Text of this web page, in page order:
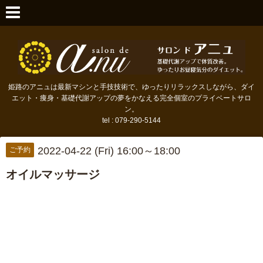
姫路のアニュは最新マシンと手技技術で、ゆったりリラックスしながら、ダイ
エット・痩身・基礎代謝アップの夢をかなえる完全個室のプライベートサロ
ン。
tel : 079-290-5144
ご予約 2022-04-22 (Fri) 16:00～18:00
オイルマッサージ